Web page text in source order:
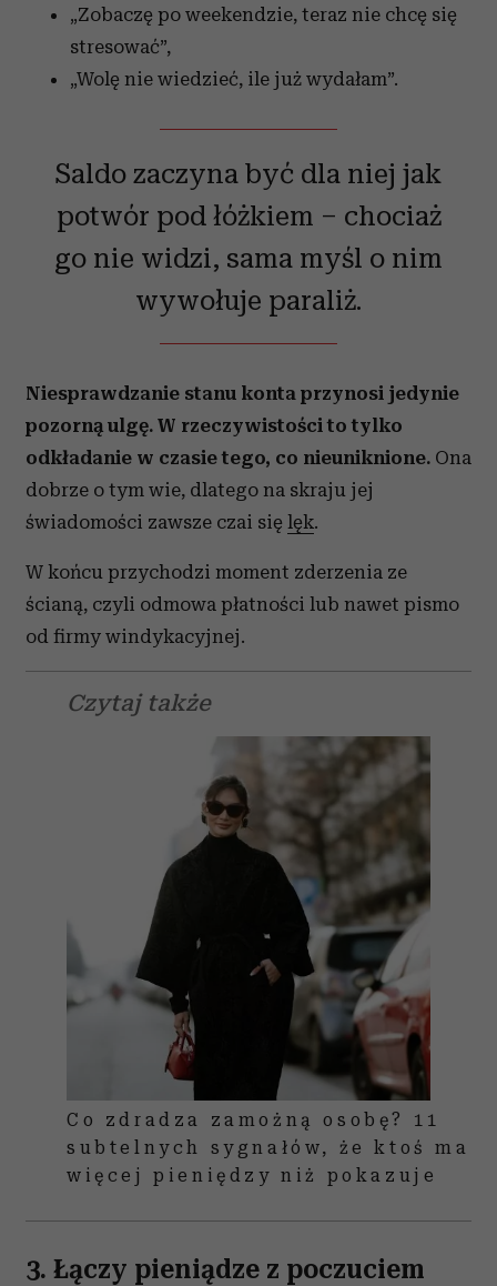
„Zobaczę po weekendzie, teraz nie chcę się
stresować”,
„Wolę nie wiedzieć, ile już wydałam”.
Saldo zaczyna być dla niej jak
potwór pod łóżkiem – chociaż
go nie widzi, sama myśl o nim
wywołuje paraliż.
Niesprawdzanie stanu konta przynosi jedynie
pozorną ulgę. W rzeczywistości to tylko
odkładanie w czasie tego, co nieuniknione. Ona
dobrze o tym wie, dlatego na skraju jej
świadomości zawsze czai się lęk.
W końcu przychodzi moment zderzenia ze
ścianą, czyli odmowa płatności lub nawet pismo
od firmy windykacyjnej.
Czytaj także
Co zdradza zamożną osobę? 11
subtelnych sygnałów, że ktoś ma
więcej pieniędzy niż pokazuje
3. Łączy pieniądze z poczuciem